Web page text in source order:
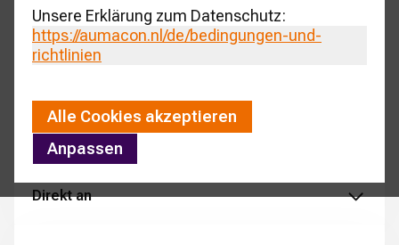
Unsere Erklärung zum Datenschutz:
https://aumacon.nl /de/bedingungen-und-
richtlinien
Alle Cookies akzeptieren
Anpassen
Direkt an